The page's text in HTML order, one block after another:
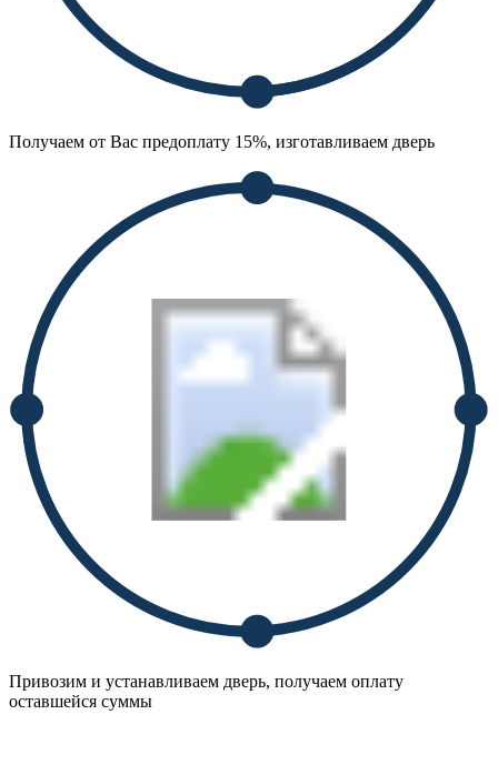
Получаем от Вас предоплату 15%, изготавливаем дверь
Привозим и устанавливаем дверь, получаем оплату
оставшейся суммы